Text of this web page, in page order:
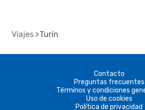
Viajes Turín
Contacto
Preguntas frecuentes
Términos y condiciones
Uso de cookies
Política de privacidad